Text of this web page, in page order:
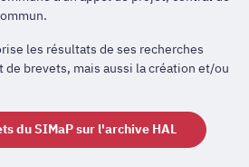
les résultats de ses recherches
de brevets, mais aussi la création et/ou
du SIMaP sur l'archive HAL